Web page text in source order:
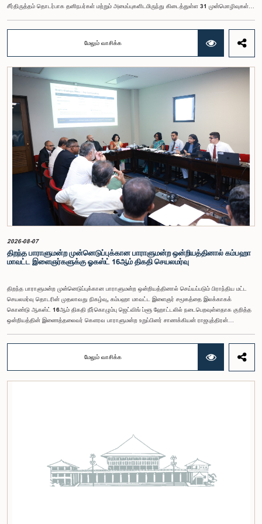
சீர்திருத்தம் தொடர்பாக தனிநபர்கள் மற்றும் அமைப்புகளிடமிருந்து கிடைத்துள்ள 31 முன்மொழிவுகள்
நியமித்துள்ளது.கௌரவ பொது நிர்வாக, மாகாண சபைகள் மற்றும் உள்ளூராட்சி அமைச்சர் பேராசிரியர்
ஏ.எச்.எம்.எச்.அபயரத்ன அவர்கள் தலைமையில் அண்மையில் பாராளுமன்றத்தில் நடைபெற்ற குறித்த
விசேட குழுக் கூட்டத்தின் போதே இத்தீர்மானம் எடுக்கப்பட்டது.2004, 2007 மற்றும் 2022 ஆம்
ஆண்டுகளில் வெளியிடப்பட்ட பாராளுமன்ற விசேட குழுக்களின் அறிக்கைகள் மற்றும் தனிநபர்கள்,
அமைப்புகள் ஆகியவற்றினால் சமர்ப்பிக்கப்பட்டுள்ள 31 முன்மொழிவுகளை அடிப்படையாகக் கொண்டு
தேர்தல் சீர்திருத்தங்கள் தொடர்பாக விரிவான கலந்துரையாடல் இங்கு இடம்பெற்றது.உள்ளூராட்சி
மன்றத் தேர்தல் முறைக்காக கலப்பு தேர்தல் முறையை அறிமுகப்படுத்துதல், சிறு கட்சிகள் மற்றும்
சிறுபான்மை குழுக்களின் பிரதிநிதித்துவத்தை உறுதிப்படுத்துதல், பெண்களின் பிரதிநிதித்துவத்தை
மேம்படுத்துதல், மின்னணு வாக்களிப்பு முறையை அறிமுகப்படுத்துதல், முன்கூட்டியே வாக்களிக்கும்
வசதியை ஏற்படுத்துதல் உள்ளிட்ட பல்வேறு முன்மொழிவுகள் தொடர்பில் இக்கூட்டத்தில் விசேட கவனம்
செலுத்தப்பட்டது.மேலும், வெளிநாடுகளில் வாழும் இலங்கையர்களுக்கு வாக்களிக்கும் உரிமையை
வழங்குவது தொடர்பான முன்மொழிவுகளும் பரிசீலிக்கப்பட்டதுடன், அதற்குத் தேவையான சட்ட மற்றும்
நிர்வாக ஏற்பாடுகள் குறித்து மேலும் விரிவான ஆய்வு மேற்கொள்ள வேண்டியதன் அவசியமும்
வலியுறுத்தப்பட்டது.விசேட குழுவினால் நியமிக்கப்பட்டுள்ள நிபுணர் குழு, கிடைத்துள்ள 31
முன்மொழிவுகளையும் முந்தைய பாராளுமன்ற விசேட குழுக்களின் அறிக்கைகளையும் பகுப்பாய்வு
செய்து, நடைமுறைக்கு ஏற்ற பரிந்துரைகளைக் கொண்ட அறிக்கையொன்றைத் தயாரிக்கவுள்ளது.
அதனைத் தொடர்ந்து, அந்தப் பரிந்துரைகளை ஆராய்ந்து அடுத்தகட்ட நடவடிக்கைகளை முன்னெடுக்க
குழு தீர்மானித்தது.இக்கூட்டத்தில், குழு உறுப்பினரான அமைச்சர் கலாநிதி உபாலி பன்னிலகே மற்றும்
பாராளுமன்ற உறுப்பினர்களான ரவி கருணாநாயக்க, ருவந்திலக ஜயக்கொடி மற்றும் கதிரவேலு
சண்முகம் குகதாசன் ஆகியோர் கலந்துகொண்டனர்.
மேலும் வாசிக்க
2026-08-07
திறந்த பாராளுமன்ற முன்னெடுப்புக்கான பாராளுமன்ற ஒன்றியத்தினால் கம்பஹா
மாவட்ட இளைஞர்களுக்கு ஓகஸ்ட் 16ஆம் திகதி செயலமர்வு
திறந்த பாராளுமன்ற முன்னெடுப்புக்கான பாராளுமன்ற ஒன்றியத்தினால் செய்யப்படும் பிராந்திய மட்ட
செயலமர்வு தொடரின் முதலாவது நிகழ்வு, கம்பஹா மாவட்ட இளைஞர் சமூகத்தை இலக்காகக்
கொண்டு ஆகஸ்ட் 16ஆம் திகதி நீர்கொழும்பு ஜெட்விங் ப்ளூ ஹோட்டலில் நடைபெறவுள்ளதாக குறித்த
ஒன்றியத்தின் இணைத்தலைவர் கௌரவ பாராளுமன்ற உறுப்பினர் சாணக்கியன் ராஜபுத்திரன்
பங்கேற்புடன் திறந்த பாராளுமன்றக் கருத்திட்டத்தை மேலும் முன்னெடுத்துச் செல்லும் நோக்கில் இந்த
செயலமர்வு தொடர் ஏற்பாடு செய்யப்படுகின்றது. இதில் ஒன்றியத்தின் உறுப்பினர்கள் மற்றும் கம்பஹா
மாவட்டத்தை பிரதிநிதித்துவப்படுத்தும் பாராளுமன்ற உறுப்பினர்களும் பங்கேற்கவிருக்கின்றனர்.இந்த
இச்செயலமர்வு தொடருக்கான அபிவிருத்தி பங்காளராக அனுசரணை வழங்கும் CII (Coalition for
Inclusive Impact) நிறுவனத்தின் பிரதிநிதிகளும் கலந்துகொண்டனர்.இந்த செயலமர்வில் பங்கேற்க
விரும்பும் கம்பஹா மாவட்டத்தைச் சேர்ந்த 18 – 35 வயதுக்குட்பட்ட இளைஞர், யுவதிகள் இங்கே
தரப்பட்டுள்ள https://forms.gle/aVp5UzhLbtPSmVap8 இணைப்பின் ஊடாக உரிய விண்ணப்பப்
படிவத்தை பூர்த்தி செய்து பதிவு செய்யுமாறு கேட்டுக்கொள்ளப்படுகின்றனர்.
மேலும் வாசிக்க